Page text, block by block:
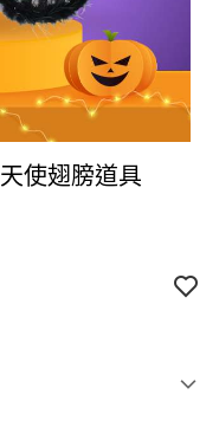
使翅膀道具